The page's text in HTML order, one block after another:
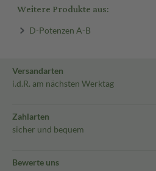
Weitere Produkte aus:
D-Potenzen A-B
Versandarten
i.d.R. am nächsten Werktag
Zahlarten
sicher und bequem
Bewerte uns